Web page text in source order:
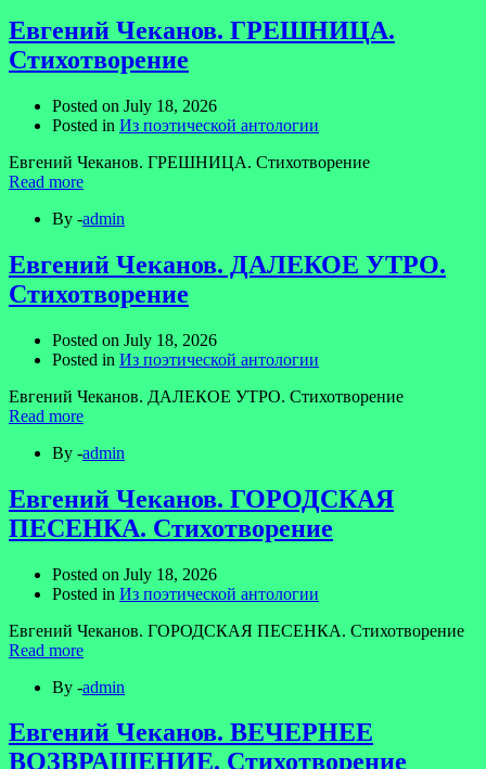
Евгений Чеканов. ГРЕШНИЦА.
Стихотворение
Posted on July 18, 2026
Posted in Из поэтической антологии
Евгений Чеканов. ГРЕШНИЦА. Стихотворение
Read more
By -admin
Евгений Чеканов. ДАЛЕКОЕ УТРО.
Стихотворение
Posted on July 18, 2026
Posted in Из поэтической антологии
Евгений Чеканов. ДАЛЕКОЕ УТРО. Стихотворение
Read more
By -admin
Евгений Чеканов. ГОРОДСКАЯ
ПЕСЕНКА. Стихотворение
Posted on July 18, 2026
Posted in Из поэтической антологии
Евгений Чеканов. ГОРОДСКАЯ ПЕСЕНКА. Стихотворение
Read more
By -admin
Евгений Чеканов. ВЕЧЕРНЕЕ
ВОЗВРАЩЕНИЕ. Стихотворение